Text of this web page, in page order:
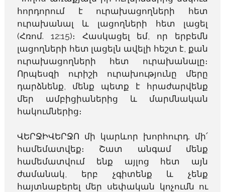
հորդորում է ուրախացողների հետ
ուրախանալ և լացողների հետ լացել
(Հռոմ. 12:15)։ Հասկացել եմ, որ երբեմն
լացողների հետ լացելն ավելի հեշտ է, քան
ուրախացողների հետ ուրախանալը։
Որպեսզի ուրիշի ուրախությունը մերը
դարձնենք, մենք պետք է հրաժարվենք
մեր ամբիցիաներից և մարմնական
հակումներից։
ՎԵՐՋԻՎԵՐՋՈ մի կարևոր խորհուրդ. մի՛
համեմատվեք։ Շատ անգամ մենք
համեմատվում ենք այլոց հետ այն
ժամանակ, երբ չգիտենք և չենք
հայտնաբերել մեր սեփական կոչումն ու